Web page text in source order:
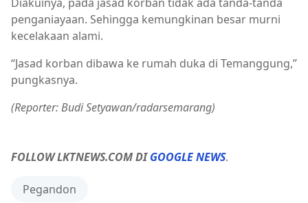
penganiayaan. Sehingga kemungkinan besar murni
kecelakaan alami.
“Jasad korban dibawa ke rumah duka di Temanggung,”
pungkasnya.
(Reporter: Budi Setyawan/radarsemarang)
FOLLOW LKTNEWS.COM DIGOOGLE NEWS.
Pegandon